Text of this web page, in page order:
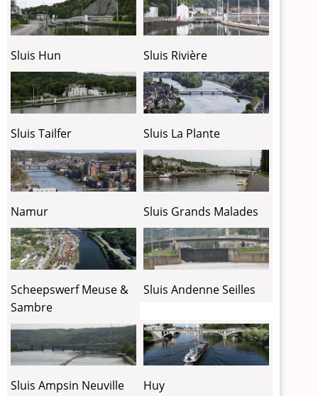
Sluis Hun Sluis Rivière
Sluis Tailfer Sluis La Plante
Namur Sluis Grands Malades
Scheepswerf Meuse &
Sambre
Sluis Andenne Seilles
Sluis Ampsin Neuville Huy